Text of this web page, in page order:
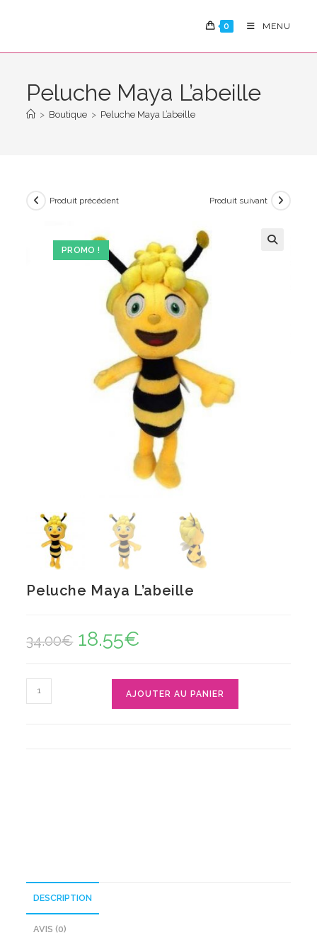
0 MENU
Peluche Maya L’abeille
> Boutique > Peluche Maya L’abeille
PROMO !
Produit précédent Produit suivant
Peluche Maya L’abeille
34.00€ Le
prix
18.55€
quantité
de
AJOUTER AU PANIER
DESCRIPTION
AVIS (0)